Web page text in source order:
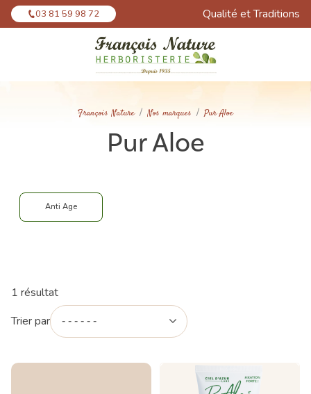
03 81 59 98 72 Qualité et Traditions
François Nature Nos marques Pur Aloe
Pur Aloe
Anti Age
1 résultat
Trier par
Panneau de gestion des cookies